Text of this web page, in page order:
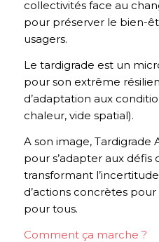
collectivités face au
pour préserver le bien-
usagers.
Le tardigrade est un
pour son extrême
d’adaptation aux
chaleur, vide spatial).
A son image, Tardigrade
pour s’adapter aux défis
transformant
d’actions concrètes
pour tous.
Comment ça marche ?